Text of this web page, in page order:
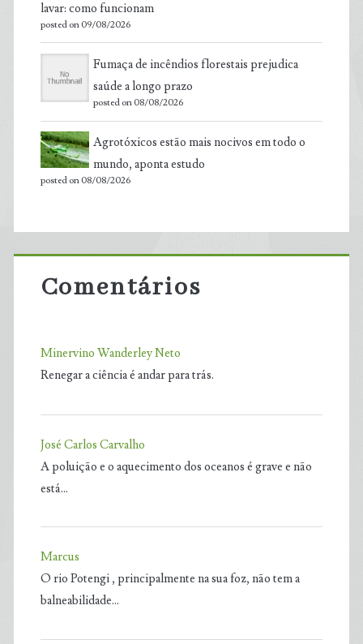
lavar: como funcionam
posted on 09/08/2026
Fumaça de incêndios florestais prejudica
saúde a longo prazo
posted on 08/08/2026
Agrotóxicos estão mais nocivos em todo o
mundo, aponta estudo
posted on 08/08/2026
Comentários
Minervino Wanderley Neto
Renegar a ciência é andar para trás.
José Carlos Carvalho
A poluição e o aquecimento dos oceanos é grave e não
está…
Marcus
O rio Potengi , principalmente na sua foz, não tem a
balneabilidade…